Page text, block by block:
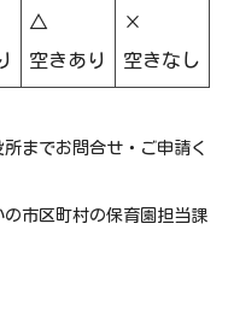
△
空きあり
×
空きなし
までお問合せ・ご申請く
市区町村の保育園担当課